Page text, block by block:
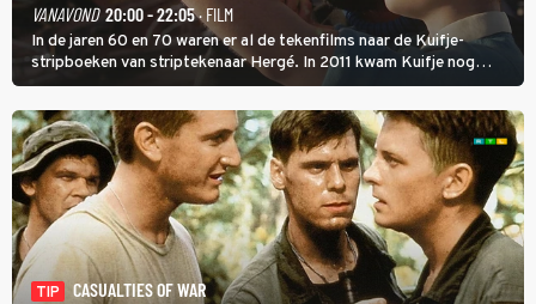
VANAVOND 20:00 - 22:05· FILM
In de jaren 60 en 70 waren er al de tekenfilms naar de Kuifje-
stripboeken van striptekenaar Hergé. In 2011 kwam Kuifje nog
meer tot leven in The Adventures of Tintin van Steven Spielberg.
TIP
CASUALTIES OF WAR